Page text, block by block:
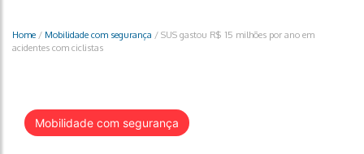
Home / Mobilidade com segurança / SUS gastou R$ 15 milhões por ano em
acidentes com ciclistas
Mobilidade com segurança